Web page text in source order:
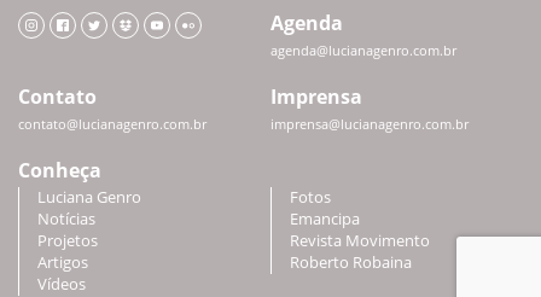
Agenda
agenda@lucianagenro.com.br
Contato
contato@lucianagenro.com.br
Imprensa
imprensa@lucianagenro.com.br
Conheça
Luciana Genro
Notícias
Projetos
Artigos
Vídeos
Fotos
Emancipa
Revista Movimento
Roberto Robaina